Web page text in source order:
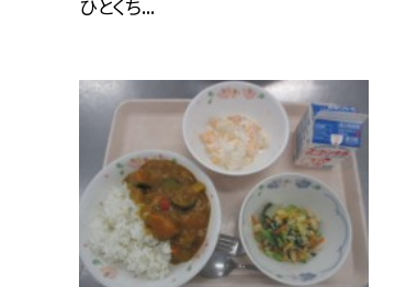
ひとくち...